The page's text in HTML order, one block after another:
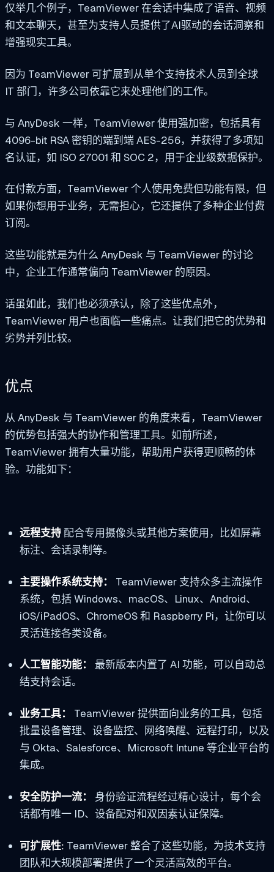
仅举几个例子，TeamViewer 在会话中集成了语音、视频
和文本聊天，甚至为支持人员提供了AI驱动的会话洞察和
增强现实工具。
因为 TeamViewer 可扩展到从单个支持技术人员到全球
IT 部门，许多公司依靠它来处理他们的工作。
与 AnyDesk 一样，TeamViewer 使用强加密，包括具有
4096-bit RSA 密钥的端到端 AES-256，并获得了多项知
名认证，如 ISO 27001 和 SOC 2，用于企业级数据保护。
在付款方面，TeamViewer 个人使用免费但功能有限，但
如果你想用于业务，无需担心，它还提供了多种企业付费
订阅。
这些功能就是为什么 AnyDesk 与 TeamViewer 的讨论
中，企业工作通常偏向 TeamViewer 的原因。
话虽如此，我们也必须承认，除了这些优点外，
TeamViewer 用户也面临一些痛点。让我们把它的优势和
劣势并列比较。
优点
从 AnyDesk 与 TeamViewer 的角度来看，TeamViewer
的优势包括强大的协作和管理工具。如前所述，
TeamViewer 拥有大量功能，帮助用户获得更顺畅的体
验。功能如下：
远程支持 配合专用摄像头或其他方案使用，比如屏幕
标注、会话录制等。
主要操作系统支持： TeamViewer 支持众多主流操作
系统，包括 Windows、macOS、Linux、Android、
iOS/iPadOS、ChromeOS 和 Raspberry Pi，让你可以
灵活连接各类设备。
人工智能功能： 最新版本内置了 AI 功能，可以自动总
结支持会话。
业务工具： TeamViewer 提供面向业务的工具，包括
批量设备管理、设备监控、网络唤醒、远程打印，以及
与 Okta、Salesforce、Microsoft Intune 等企业平台的
集成。
安全防护一流： 身份验证流程经过精心设计，每个会
话都有唯一 ID、设备配对和双因素认证保障。
可扩展性: TeamViewer 整合了这些功能，为技术支持
团队和大规模部署提供了一个灵活高效的平台。